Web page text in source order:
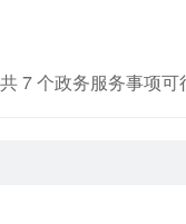
共7个政务服务事项可